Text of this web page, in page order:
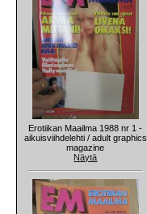
Erotiikan Maailma 1988 nr 1 -
aikuisviihdelehti / adult graphics
magazine
Näytä